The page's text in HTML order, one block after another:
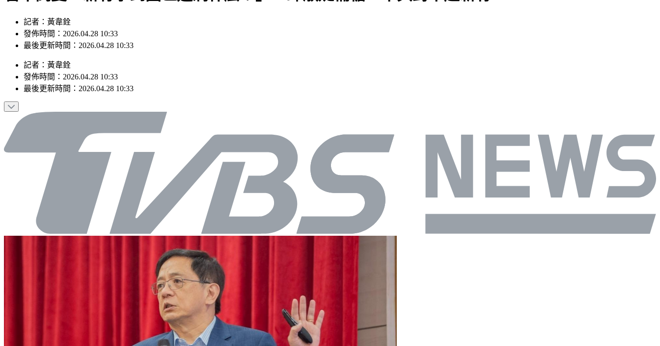
記者：黃韋銓
發佈時間：2026.04.28 10:33
最後更新時間：2026.04.28 10:33
記者 ： 黃韋銓
發佈時間： 2026.04.28 10:33
最後更新時間： 2026.04.28 10:33